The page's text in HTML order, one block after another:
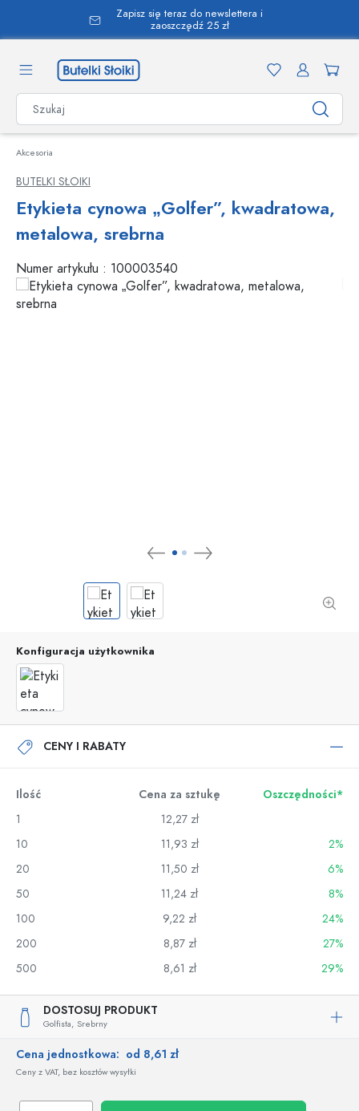
zawartości
Zapisz się teraz do newslettera i
zaoszczędź 25 zł
Akcesoria
BUTELKI SŁOIKI
Etykieta cynowa „Golfer”, kwadratowa,
metalowa, srebrna
Numer artykułu : 100003540
Konfiguracja użytkownika
CENY I RABATY
Ilość Cena za sztukę
Oszczędności*
1
12,27 zł
10
11,93 zł
2%
20
11,50 zł
6%
50
11,24 zł
8%
100
9,22 zł
24%
200
8,87 zł
27%
500
8,61 zł 29%
DOSTOSUJ PRODUKT
Golfista, Srebrny
Cena jednostkowa: od 8,61 zł
Ceny z VAT, bez kosztów wysyłki